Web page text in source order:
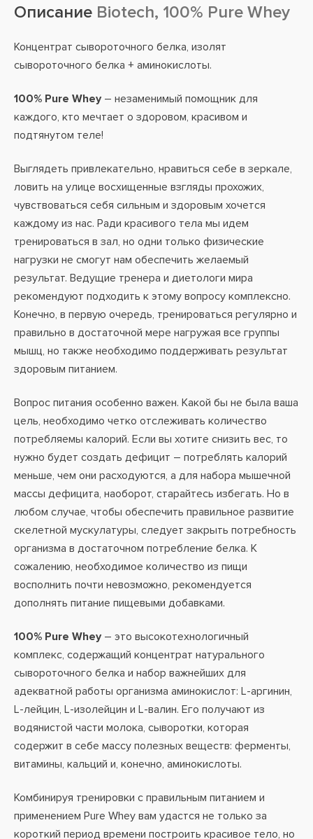
Описание Biotech, 100% Pure Whey
Концентрат сывороточного белка, изолят
сывороточного белка + аминокислоты.
100% Pure Whey – незаменимый помощник для
каждого, кто мечтает о здоровом, красивом и
подтянутом теле!
Выглядеть привлекательно, нравиться себе в зеркале,
ловить на улице восхищенные взгляды прохожих,
чувствоваться себя сильным и здоровым хочется
каждому из нас. Ради красивого тела мы идем
тренироваться в зал, но одни только физические
нагрузки не смогут нам обеспечить желаемый
результат. Ведущие тренера и диетологи мира
рекомендуют подходить к этому вопросу комплексно.
Конечно, в первую очередь, тренироваться регулярно и
правильно в достаточной мере нагружая все группы
мышц, но также необходимо поддерживать результат
здоровым питанием.
Вопрос питания особенно важен. Какой бы не была ваша
цель, необходимо четко отслеживать количество
потребляемы калорий. Если вы хотите снизить вес, то
нужно будет создать дефицит – потреблять калорий
меньше, чем они расходуются, а для набора мышечной
массы дефицита, наоборот, старайтесь избегать. Но в
любом случае, чтобы обеспечить правильное развитие
скелетной мускулатуры, следует закрыть потребность
организма в достаточном потребление белка. К
сожалению, необходимое количество из пищи
восполнить почти невозможно, рекомендуется
дополнять питание пищевыми добавками.
100% Pure Whey – это высокотехнологичный
комплекс, содержащий концентрат натурального
сывороточного белка и набор важнейших для
адекватной работы организма аминокислот: L-аргинин,
L-лейцин, L-изолейцин и L-валин. Его получают из
водянистой части молока, сыворотки, которая
содержит в себе массу полезных веществ: ферменты,
витамины, кальций и, конечно, аминокислоты.
Комбинируя тренировки с правильным питанием и
применением Pure Whey вам удастся не только за
короткий период времени построить красивое тело, но